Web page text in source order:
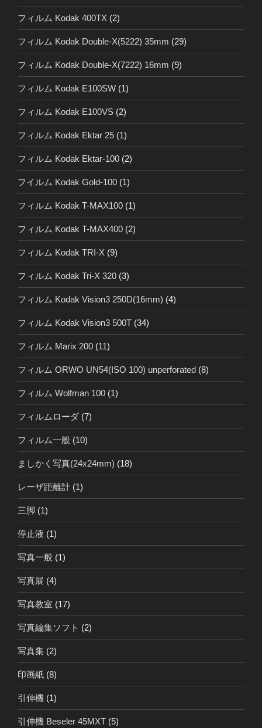
フィルム Kodak 400TX (2)
フィルム Kodak Double-X(5222) 35mm (29)
フィルム Kodak Double-X(7222) 16mm (9)
フィルム Kodak E100SW (1)
フィルム Kodak E100VS (2)
フィルム Kodak Ektar 25 (1)
フィルム Kodak Ektar-100 (2)
フイルム Kodak Gold-100 (1)
フィルム Kodak T-MAX100 (1)
フィルム Kodak T-MAX400 (2)
フィルム Kodak TRI-X (9)
フィルム Kodak Tri-X 320 (3)
フィルム Kodak Vision3 250D(16mm) (4)
フィルム Kodak Vision3 500T (34)
フィルム Marix 200 (11)
フィルム ORWO UN54(ISO 100) unperforated (8)
フィルム Wolfman 100 (1)
フィルムローダ (7)
フィルム一般 (10)
ましかく写真(24x24mm) (18)
レーザ距離計 (1)
三脚 (1)
停止液 (1)
写真一般 (1)
写真展 (4)
写真教室 (17)
写真編集ソフト (2)
写真集 (2)
印画紙 (8)
引伸機 (1)
引伸機 Beseler 45MXT (5)